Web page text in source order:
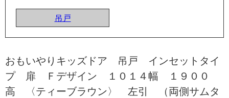
吊戸
おもいやりキッズドア 吊戸 インセットタイ
プ 扉 Ｆデザイン １０１４幅 １９００
高 〈ティーブラウン〉 左引 （両側サムタ